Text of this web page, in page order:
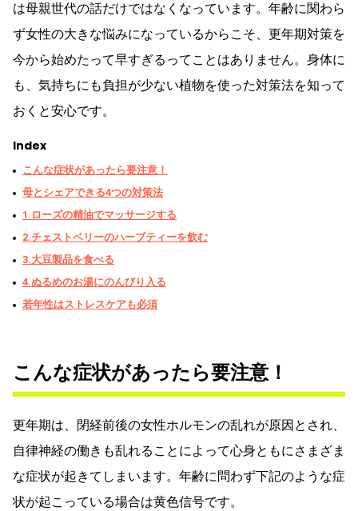
は母親世代の話だけではなくなっています。年齢に関わら
ず女性の大きな悩みになっているからこそ、更年期対策を
今から始めたって早すぎるってことはありません。身体に
も、気持ちにも負担が少ない植物を使った対策法を知って
おくと安心です。
Index
こんな症状があったら要注意！
母とシェアできる4つの対策法
1.ローズの精油でマッサージする
2.チェストベリーのハーブティーを飲む
3.大豆製品を食べる
4.ぬるめのお湯にのんびり入る
若年性はストレスケアも必須
こんな症状があったら要注意！
更年期は、閉経前後の女性ホルモンの乱れが原因とされ、
自律神経の働きも乱れることによって心身ともにさまざま
な症状が起きてしまいます。年齢に問わず下記のような症
状が起こっている場合は黄色信号です。